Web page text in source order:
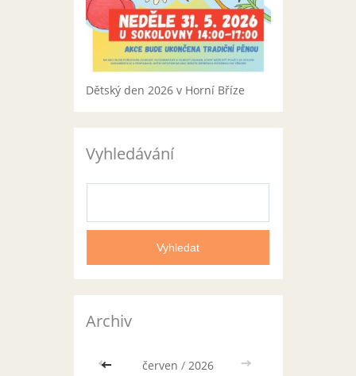
Dětský den 2026 v Horní Bříze
Vyhledávání
Archiv
<< červen / 2026 >>